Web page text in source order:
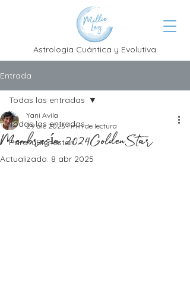
Astrología Cuántica y Evolutiva
Entrada
Todas las entradas
ParaTuBienestar
Todas las entradas
Membresía 2024GoldenStar
Yani Avila
29 dic 2023 1 min de lectura
Actualizado: 8 abr 2025